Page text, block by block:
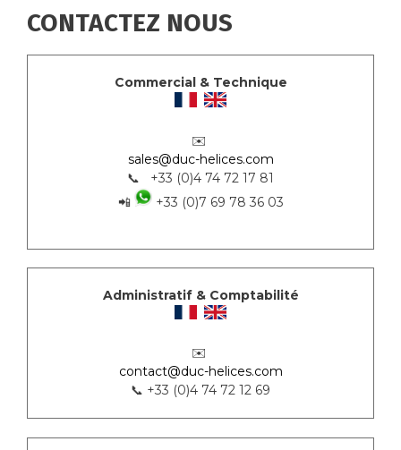
CONTACTEZ NOUS
Commercial & Technique
✉️
sales@duc-helices.com
📞 +33 (0)4 74 72 17 81
📲
+33 (0)7 69 78 36 03
Administratif & Comptabilité
✉️
contact@duc-helices.com
📞 +33 (0)4 74 72 12 69